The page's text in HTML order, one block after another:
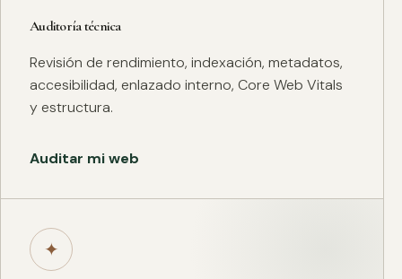
Auditoría técnica
Revisión de rendimiento, indexación, metadatos,
accesibilidad, enlazado interno, Core Web Vitals
y estructura.
Auditar mi web
✦